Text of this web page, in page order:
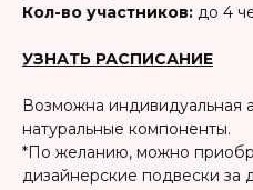
Кол-во участников: до 4
УЗНАТЬ РАСПИСАНИЕ
Возможна индивидуальная
натуральные компоненты.
*По желанию, можно
дизайнерские подвески за